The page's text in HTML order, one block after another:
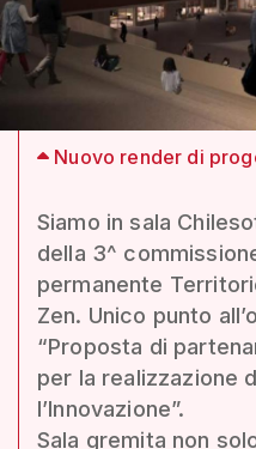
Nuovo render di
Siamo in sala
della 3^
permanente
Zen. Unico punto
“Proposta di
per la realizzazione
l’Innovazione”.
Sala gremita non